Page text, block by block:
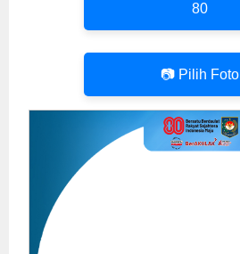
80
📷 Pilih Foto